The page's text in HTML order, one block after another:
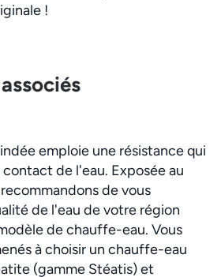
!
emploie une résistance qui
de l'eau. Exposée au
de vous
de l'eau de votre région
de chauffe-eau. Vous
à choisir un chauffe-eau
(gamme Stéatis) et